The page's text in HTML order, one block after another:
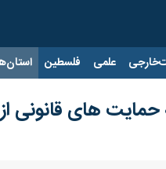
علمی فلسطین
حمایت های